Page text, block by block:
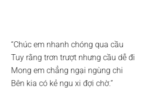
“Chúc em nhanh chóng qua cầu
Tuy rằng trơn trượt nhưng cầu dễ đi
Mong em chẳng ngại ngùng chi
Bên kia có kẻ ngu xi đợi chờ.”